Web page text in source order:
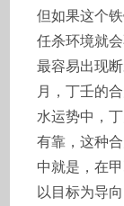
但如果这个
任杀环境就
最容易出现
月，丁壬的
水运势中，
有靠，这种
中就是，在
以目标为导